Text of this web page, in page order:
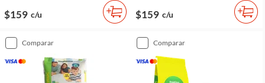
$159 c/u $159 c/u
comparar comparar